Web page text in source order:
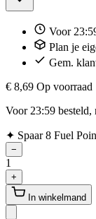
Voor
Plan je
Gem.
€ 8,69 Op voorraad
Voor 23:59 besteld,
✦ Spaar 8 Fuel
−
1
+
In winkelmand